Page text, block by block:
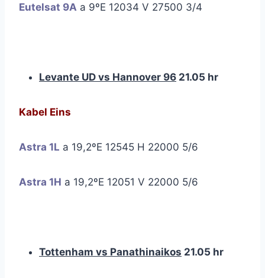
Eutelsat 9A a 9ºE 12034 V 27500 3/4
Levante UD vs Hannover 96 21.05 hr
Kabel Eins
Astra 1L a 19,2ºE 12545 H 22000 5/6
Astra 1H a 19,2ºE 12051 V 22000 5/6
Tottenham vs Panathinaikos 21.05 hr